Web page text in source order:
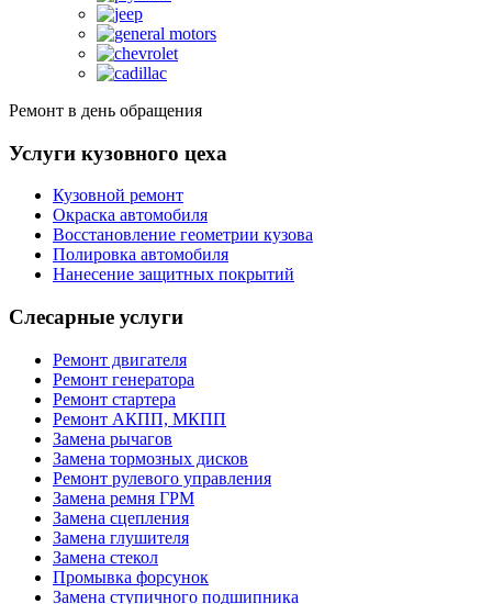
Ремонт в день обращения
Услуги кузовного цеха
Кузовной ремонт
Окраска автомобиля
Восстановление геометрии кузова
Полировка автомобиля
Нанесение защитных покрытий
Слесарные услуги
Ремонт двигателя
Ремонт генератора
Ремонт стартера
Ремонт АКПП, МКПП
Замена рычагов
Замена тормозных дисков
Ремонт рулевого управления
Замена ремня ГРМ
Замена сцепления
Замена глушителя
Замена стекол
Промывка форсунок
Замена ступичного подшипника